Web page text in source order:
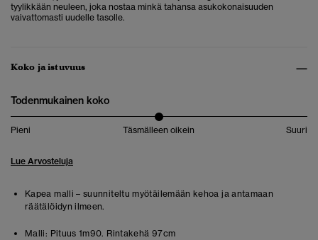
tyylikkään neuleen, joka nostaa minkä tahansa asukokonaisuuden
vaivattomasti uudelle tasolle.
Koko ja istuvuus
Todenmukainen koko
Pieni Täsmälleen oikein Suuri
Lue Arvosteluja
Kapea malli – suunniteltu myötäilemään kehoa ja antamaan
räätälöidyn ilmeen.
Malli: Pituus 1m90. Rintakehä 97cm